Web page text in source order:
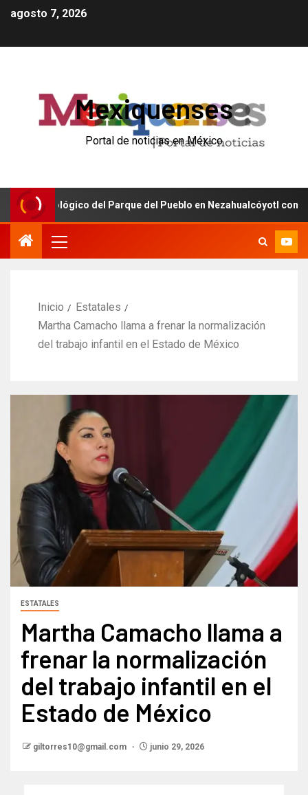
agosto 7, 2026
Mexiquenses
Portal de noticias en México
del Parque del Pueblo en Nezahualcóyotl con inversión
Inicio
Estatales
Martha Camacho llama a frenar la normalización
del trabajo infantil en el Estado de México
ESTATALES
Martha Camacho llama a
frenar la normalización
del trabajo infantil en el
Estado de México
giltorres10@gmail.com junio 29, 2026